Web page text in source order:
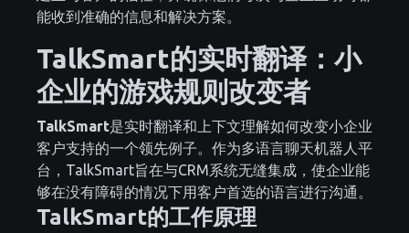
能收到准确的信息和解决方案。
TalkSmart的实时翻译：小
企业的游戏规则改变者
TalkSmart是实时翻译和上下文理解如何改变小企业
客户支持的一个领先例子。作为多语言聊天机器人平
台，TalkSmart旨在与CRM系统无缝集成，使企业能
够在没有障碍的情况下用客户首选的语言进行沟通。
TalkSmart的工作原理